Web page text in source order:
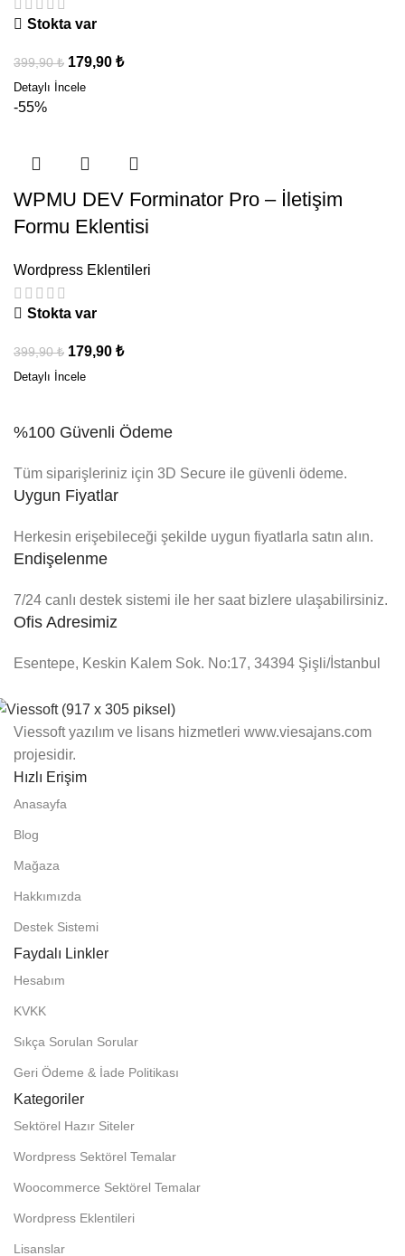
Stokta var
399,90₺ 179,90 ₺
-55%
WPMU DEV Forminator Pro – İletişim
Formu Eklentisi
Wordpress Eklentileri
Stokta var
399,90₺ 179,90 ₺
%100 Güvenli Ödeme
Tüm siparişleriniz için 3D Secure ile güvenli ödeme.
Uygun Fiyatlar
Herkesin erişebileceği şekilde uygun fiyatlarla satın alın.
Endişelenme
7/24 canlı destek sistemi ile her saat bizlere ulaşabilirsiniz.
Ofis Adresimiz
Esentepe, Keskin Kalem Sok. No:17, 34394 Şişli/İstanbul
Viessoft yazılım ve lisans hizmetleri www.viesajans.com
projesidir.
Hızlı Erişim
Anasayfa
Blog
Mağaza
Hakkımızda
Destek Sistemi
Faydalı Linkler
Hesabım
KVKK
Sıkça Sorulan Sorular
Geri Ödeme & İade Politikası
Kategoriler
Sektörel Hazır Siteler
Wordpress Sektörel Temalar
Woocommerce Sektörel Temalar
Wordpress Eklentileri
Lisanslar